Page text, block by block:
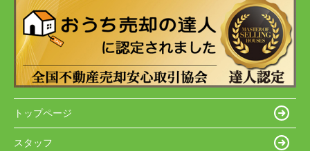
トップページ
スタッフ